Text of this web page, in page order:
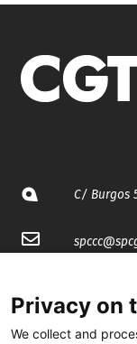
C/ Burgos
spccc@
Privacy on
We collect and